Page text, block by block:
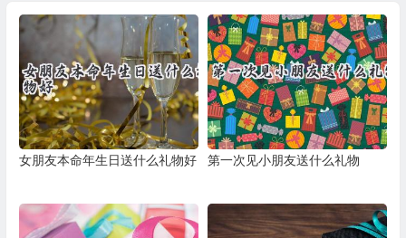
女朋友本命年生日送什么礼物好 第一次见小朋友送什么礼物